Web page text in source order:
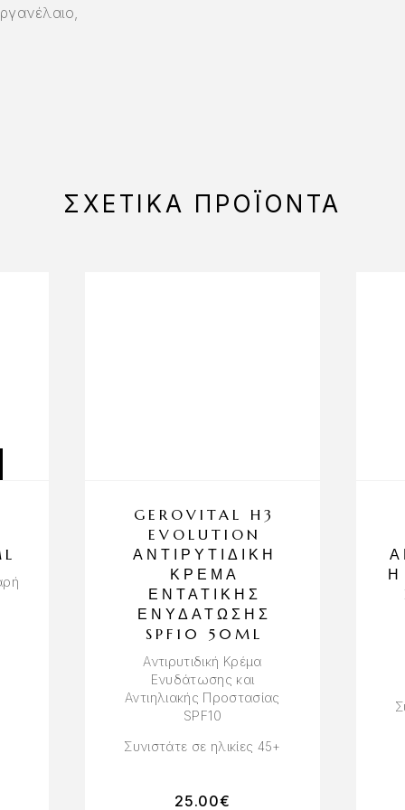
ΣΧΕΤΙΚΆ ΠΡΟΪΌΝΤΑ
GEROVITAL H3
EVOLUTION
ΑΝΤΙΡΥΤΙΔΙΚΉ
ΚΡΈΜΑ
ΕΝΤΑΤΙΚΉΣ
ΕΝΥΔΆΤΩΣΗΣ
SPF10 50ML
Αντιρυτιδική Κρέμα
Ενυδάτωσης και
Αντιηλιακής Προστασίας
SPF10
Συνιστάτε σε ηλικίες 45+
25.00€
Ή